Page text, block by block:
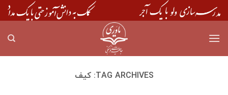
Skip
to
TAG ARCHIVES: کیف